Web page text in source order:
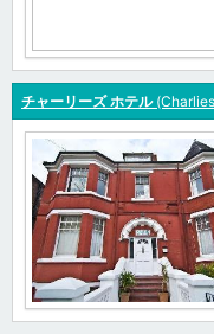
チャーリーズ ホテル